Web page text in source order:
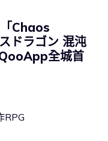
Chaos
ドラゴン 混沌
全城首
RPG